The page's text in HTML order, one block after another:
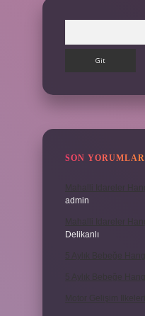
SON YORUMLAR
admin
Delikanlı